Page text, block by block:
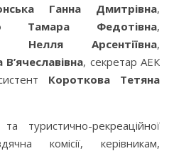
Ганна Дмитрівна,
Тамара Федотівна,
Нелля Арсентіївна,
, секретар АЕК
Короткова Тетяна
туристично-рекреаційної
комісії, керівникам,